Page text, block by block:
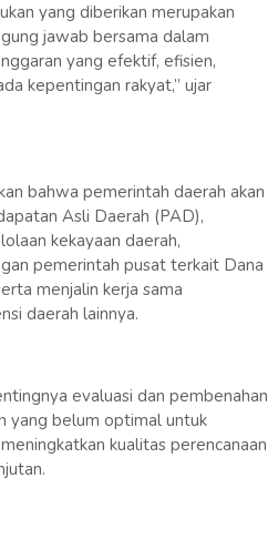
yang diberikan merupakan
jawab bersama dalam
yang efektif, efisien,
kepentingan rakyat,” ujar
bahwa pemerintah daerah akan
Asli Daerah (PAD),
kekayaan daerah,
pemerintah pusat terkait Dana
menjalin kerja sama
daerah lainnya.
evaluasi dan pembenahan
yang belum optimal untuk
kualitas perencanaan